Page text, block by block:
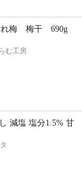
梅 梅干 690g
む工房
減塩 塩分1.5% 甘